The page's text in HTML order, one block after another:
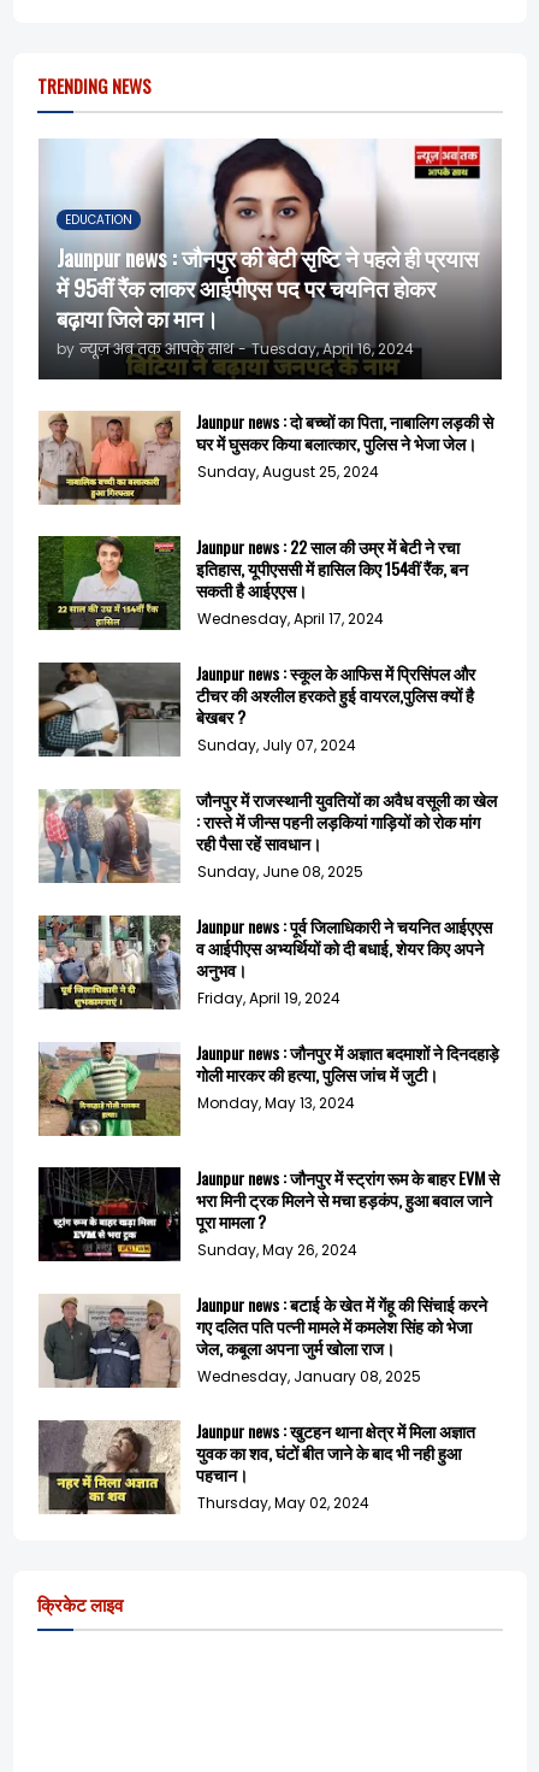
TRENDING NEWS
EDUCATION
Jaunpur news : जौनपुर की बेटी सृष्टि ने पहले ही प्रयास
में 95वीं रैंक लाकर आईपीएस पद पर चयनित होकर
बढ़ाया जिले का मान।
by न्यूज़ अब तक आपके साथ - Tuesday, April 16, 2024
Jaunpur news : दो बच्चों का पिता, नाबालिग लड़की से
घर में घुसकर किया बलात्कार, पुलिस ने भेजा जेल।
Sunday, August 25, 2024
Jaunpur news : 22 साल की उम्र में बेटी ने रचा
इतिहास, यूपीएससी में हासिल किए 154वीं रैंक, बन
सकती है आईएएस।
Wednesday, April 17, 2024
Jaunpur news : स्कूल के आफिस में प्रिसिंपल और
टीचर की अश्लील हरकते हुई वायरल,पुलिस क्यों है
बेखबर ?
Sunday, July 07, 2024
जौनपुर में राजस्थानी युवतियों का अवैध वसूली का खेल
: रास्ते में जीन्स पहनी लड़कियां गाड़ियों को रोक मांग
रही पैसा रहें सावधान।
Sunday, June 08, 2025
Jaunpur news : पूर्व जिलाधिकारी ने चयनित आईएएस
व आईपीएस अभ्यर्थियों को दी बधाई, शेयर किए अपने
अनुभव।
Friday, April 19, 2024
Jaunpur news : जौनपुर में अज्ञात बदमाशों ने दिनदहाड़े
गोली मारकर की हत्या, पुलिस जांच में जुटी।
Monday, May 13, 2024
Jaunpur news : जौनपुर में स्ट्रांग रूम के बाहर EVM से
भरा मिनी ट्रक मिलने से मचा हड़कंप, हुआ बवाल जाने
पूरा मामला ?
Sunday, May 26, 2024
Jaunpur news : बटाई के खेत में गेंहू की सिंचाई करने
गए दलित पति पत्नी मामले में कमलेश सिंह को भेजा
जेल, कबूला अपना जुर्म खोला राज।
Wednesday, January 08, 2025
Jaunpur news : खुटहन थाना क्षेत्र में मिला अज्ञात
युवक का शव, घंटों बीत जाने के बाद भी नही हुआ
पहचान।
Thursday, May 02, 2024
क्रिकेट लाइव